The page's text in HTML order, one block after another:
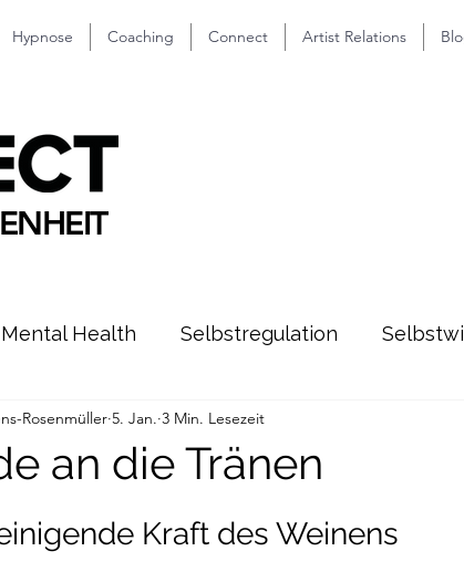
Hypnose Coaching Connect Artist Relations
Mental Health Selbstregulation
an die Tränen
Rosenmüller 5. Jan. 3 Min. Lesezeit
Kraft des Weinens